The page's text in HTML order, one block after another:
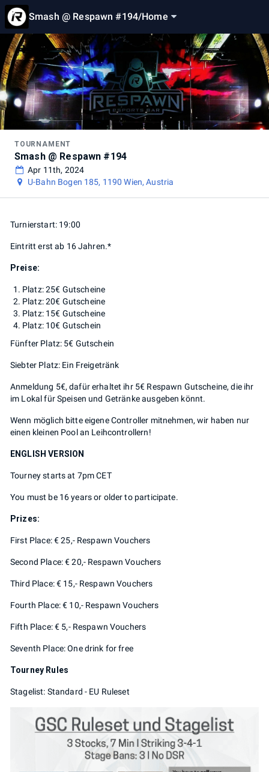
Smash @ Respawn #194/Home
TOURNAMENT
Smash @ Respawn #194
Apr 11th, 2024
U-Bahn Bogen 185, 1190 Wien, Austria
Turnierstart: 19:00
Eintritt erst ab 16 Jahren.*
Preise:
Platz: 25€ Gutscheine
Platz: 20€ Gutscheine
Platz: 15€ Gutscheine
Platz: 10€ Gutschein
Fünfter Platz: 5€ Gutschein
Siebter Platz: Ein Freigetränk
Anmeldung 5€, dafür erhaltet ihr 5€ Respawn Gutscheine, die ihr
im Lokal für Speisen und Getränke ausgeben könnt.
Wenn möglich bitte eigene Controller mitnehmen, wir haben nur
einen kleinen Pool an Leihcontrollern!
ENGLISH VERSION
Tourney starts at 7pm CET
You must be 16 years or older to participate.
Prizes:
First Place: € 25,- Respawn Vouchers
Second Place: € 20,- Respawn Vouchers
Third Place: € 15,- Respawn Vouchers
Fourth Place: € 10,- Respawn Vouchers
Fifth Place: € 5,- Respawn Vouchers
Seventh Place: One drink for free
Tourney Rules
Stagelist: Standard - EU Ruleset